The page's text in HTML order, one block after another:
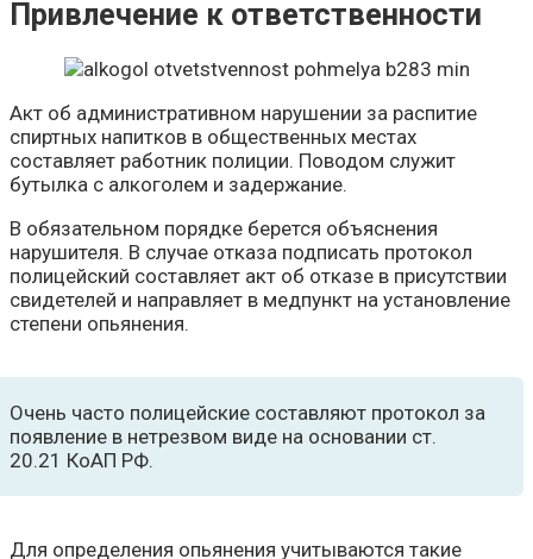
Привлечение к ответственности
Акт об административном нарушении за распитие
спиртных напитков в общественных местах
составляет работник полиции. Поводом служит
бутылка с алкоголем и задержание.
В обязательном порядке берется объяснения
нарушителя. В случае отказа подписать протокол
полицейский составляет акт об отказе в присутствии
свидетелей и направляет в медпункт на установление
степени опьянения.
Очень часто полицейские составляют протокол за
появление в нетрезвом виде на основании ст.
20.21 КоАП РФ.
Для определения опьянения учитываются такие